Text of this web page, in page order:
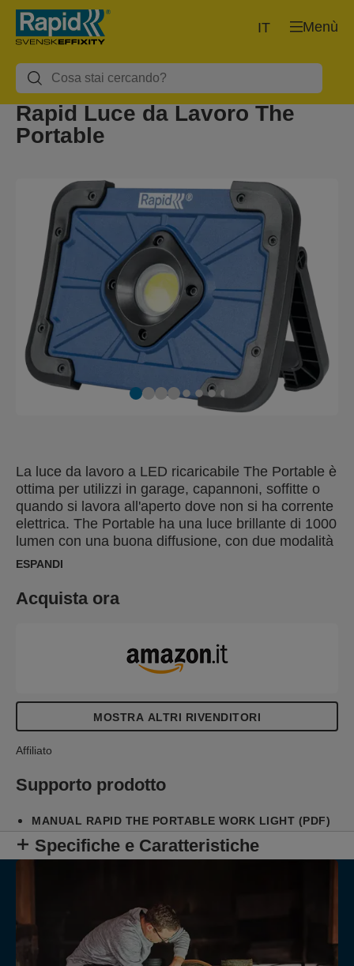
Menù
IT
Rapid Luce da Lavoro The
Portable
La luce da lavoro a LED ricaricabile The Portable è
ottima per utilizzi in garage, capannoni, soffitte o
quando si lavora all'aperto dove non si ha corrente
elettrica. The Portable ha una luce brillante di 1000
lumen con una buona diffusione, con due modalità
di illuminazione (100% e 50%) ed è facile da
completamente antipolvere e protetta dagli spruzzi
d'acqua provenienti da tutte le direzioni, così che
sotto la pioggia. La batteria integrata con porta di
ricarica USB-C garantisce un'autonomia di circa 3
stabile e la luce può essere orientata. The Portable
ha anche una porta USB-A che permette di usarla
come power bank per il tuo cellulare o altre utenze
simili, a batteria.
ESPANDI
Acquista ora
MOSTRA ALTRI RIVENDITORI
Affiliato
Supporto prodotto
MANUAL RAPID THE PORTABLE WORK LIGHT (PDF)
Specifiche e Caratteristiche